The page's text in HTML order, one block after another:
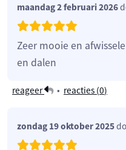
maandag 2 februari 2026
Zeer mooie en
en dalen
reageer • reacties (0)
zondag 19 oktober 2025